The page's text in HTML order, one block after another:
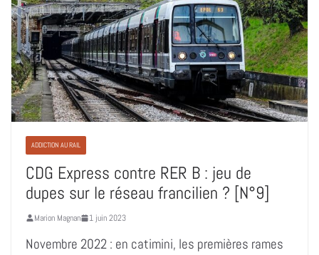
ADDICTION AU RAIL
CDG Express contre RER B : jeu de
dupes sur le réseau francilien ? [N°9]
Marion Magnan 1 juin 2023
Novembre 2022 : en catimini, les premières rames